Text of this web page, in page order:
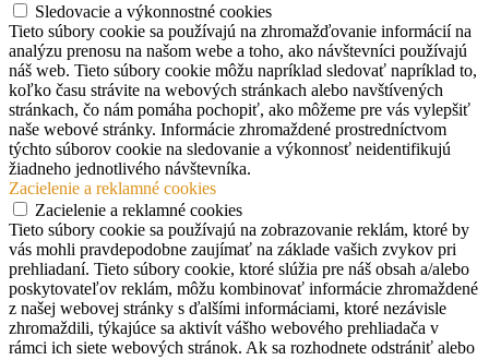
Sledovacie a výkonnostné cookies
Tieto súbory cookie sa používajú na zhromažďovanie informácií na
analýzu prenosu na našom webe a toho, ako návštevníci používajú
náš web. Tieto súbory cookie môžu napríklad sledovať napríklad to,
koľko času strávite na webových stránkach alebo navštívených
stránkach, čo nám pomáha pochopiť, ako môžeme pre vás vylepšiť
naše webové stránky. Informácie zhromaždené prostredníctvom
týchto súborov cookie na sledovanie a výkonnosť neidentifikujú
žiadneho jednotlivého návštevníka.
Zacielenie a reklamné cookies
Zacielenie a reklamné cookies
Tieto súbory cookie sa používajú na zobrazovanie reklám, ktoré by
vás mohli pravdepodobne zaujímať na základe vašich zvykov pri
prehliadaní. Tieto súbory cookie, ktoré slúžia pre náš obsah a/alebo
poskytovateľov reklám, môžu kombinovať informácie zhromaždené
z našej webovej stránky s ďalšími informáciami, ktoré nezávisle
zhromaždili, týkajúce sa aktivít vášho webového prehliadača v
rámci ich siete webových stránok. Ak sa rozhodnete odstrániť alebo